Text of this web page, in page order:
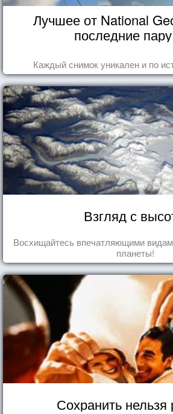
Лучшее от National
последние
Каждый снимок уникален и по
Взгляд с
Восхищайтесь впечатляющими
планеты!
Сохранить нельзя